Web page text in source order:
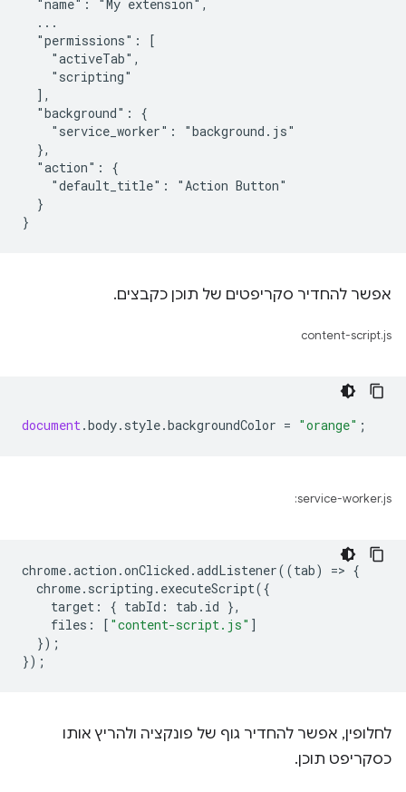
  "name": "My extension",
  ...
  "permissions": [
    "activeTab",
    "scripting"
  ],
  "background": {
    "service_worker": "background.js"
  },
  "action": {
    "default_title": "Action Button"
  }
אפשר להחדיר סקריפטים של תוכן כקבצים.
content-script.js
document.body. style.backgroundColor = "orange" ;
service-worker.js:
chrome.action .onClicked .addListener((tab) => {
chrome. scripting . executeScript({
target : { tabId : tab . id },
files : [ "content-script.js" ]
});
});
לחלופין, אפשר להחדיר גוף של פונקציה ולהריץ אותו
כסקריפט תוכן.